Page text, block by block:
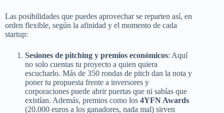
Las posibilidades que puedes aprovechar se reparten así, en
orden flexible, según la afinidad y el momento de cada
startup:
Sesiones de pitching y premios económicos: Aquí
no solo cuentas tu proyecto a quien quiera
escucharlo. Más de 350 rondas de pitch dan la nota y
poner tu propuesta frente a inversores y
corporaciones puede abrir puertas que ni sabías que
existían. Además, premios como los 4YFN Awards
(20.000 euros a los ganadores, nada mal) sirven